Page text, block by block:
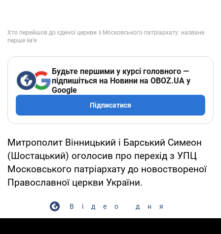
Будьте першими у курсі головного —
підпишіться на Новини на OBOZ.UA у
Google
Підписатися
Митрополит Вінницький і Барський Симеон
(Шостацький) оголосив про перехід з УПЦ
Московського патріархату до новоствореної
Православної церкви України.
Відео дня